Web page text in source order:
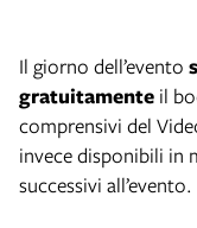
Il giorno dell’evento
gratuitamente il
comprensivi del
invece disponibili in
successivi all’evento.